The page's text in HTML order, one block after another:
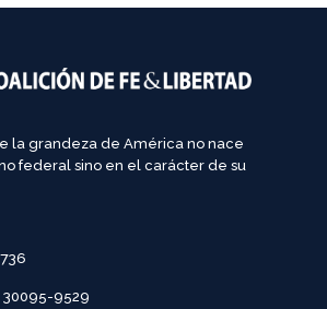
la grandeza de América no nace
federal sino en el carácter de su
30095-9529